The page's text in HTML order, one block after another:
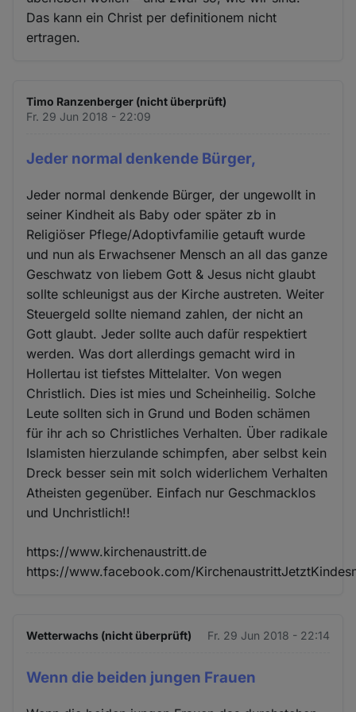
Das kann ein Christ per definitionem nicht
ertragen.
Timo Ranzenberger (nicht überprüft)
Fr. 29 Jun 2018 - 22:09
Jeder normal denkende Bürger,
Jeder normal denkende Bürger, der ungewollt in
seiner Kindheit als Baby oder später zb in
Religiöser Pflege/Adoptivfamilie getauft wurde
und nun als Erwachsener Mensch an all das ganze
Geschwatz von liebem Gott & Jesus nicht glaubt
sollte schleunigst aus der Kirche austreten. Weiter
Steuergeld sollte niemand zahlen, der nicht an
Gott glaubt. Jeder sollte auch dafür respektiert
werden. Was dort allerdings gemacht wird in
Hollertau ist tiefstes Mittelalter. Von wegen
Christlich. Dies ist mies und Scheinheilig. Solche
Leute sollten sich in Grund und Boden schämen
für ihr ach so Christliches Verhalten. Über radikale
Islamisten hierzulande schimpfen, aber selbst kein
Dreck besser sein mit solch widerlichem Verhalten
Atheisten gegenüber. Einfach nur Geschmacklos
und Unchristlich!!
https://www.kirchenaustritt.de
https://www.facebook.com/
Wetterwachs (nicht überprüft) Fr. 29 Jun 2018 - 22:14
Wenn die beiden jungen Frauen